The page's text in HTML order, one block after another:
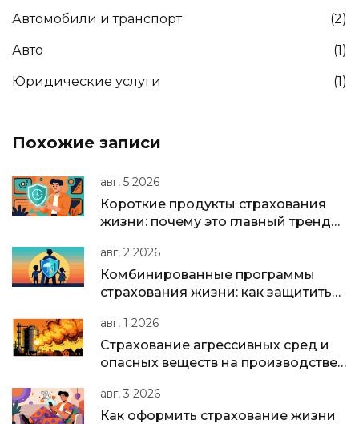
Автомобили и транспорт (2)
Авто (1)
Юридические услуги (1)
Похожие записи
авг, 5 2026
Короткие продукты страхования
жизни: почему это главный тренд
авг, 2 2026
Комбинированные программы
страхования жизни: как защитить
полисе
авг, 1 2026
Страхование агрессивных сред и
опасных веществ на производстве:
РФ
авг, 3 2026
Как оформить страхование жизни